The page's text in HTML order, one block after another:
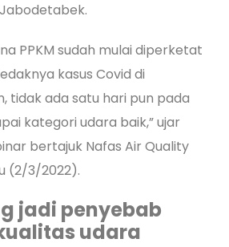
PPKM sudah mulai diperketat
kasus Covid di
tidak ada satu hari pun pada
kategori udara baik,” ujar
bertajuk Nafas Air Quality
(2/3/2022).
jadi penyebab
udara